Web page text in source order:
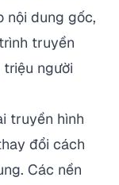
nội dung gốc,
truyền
người
truyền hình
đổi cách
Các nền